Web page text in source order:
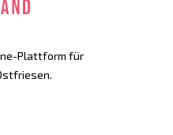
Plattform für